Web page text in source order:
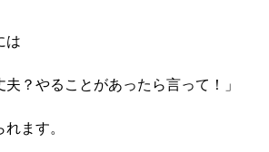
は
夫？やることがあったら言って！」
ます。